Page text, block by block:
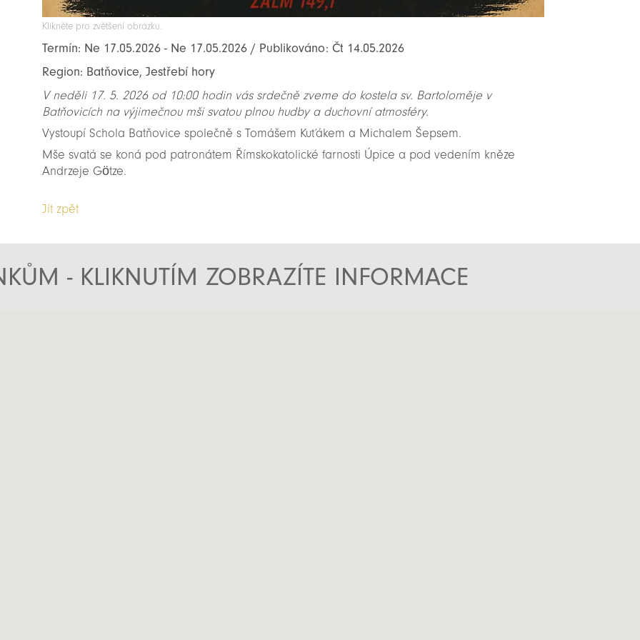
Klikněte pro zvětšení obrázku.
Termín: Ne 17.05.2026 - Ne 17.05.2026 / Publikováno: Čt 14.05.2026
Region: Batňovice, Jestřebí hory
V neděli 17. 5. 2026 od 10:00 hodin vás srdečně zveme do kostela sv. Bartoloměje v
Batňovicích na výjimečnou mši svatou plnou hudby a duchovní atmosféry.
Vystoupí Schola Batňovice společně s Tomášem Kuťákem a Michalem Šepsem.
Mše svatá se koná pod patronátem Římskokatolické farnosti Úpice a pod vedením kněze
Andrzeje Götze.
Jít zpět
- KLIKNUTÍM ZOBRAZÍTE INFORMACE